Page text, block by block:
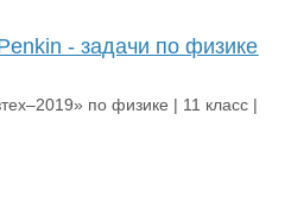
- задачи по физике